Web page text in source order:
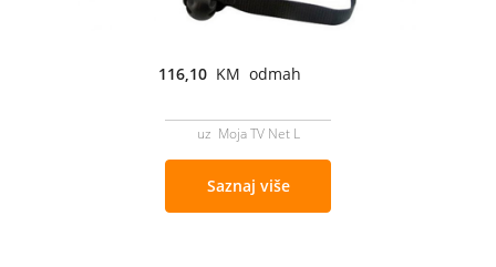
116,10 KM odmah
uz Moja TV Net L
Saznaj više